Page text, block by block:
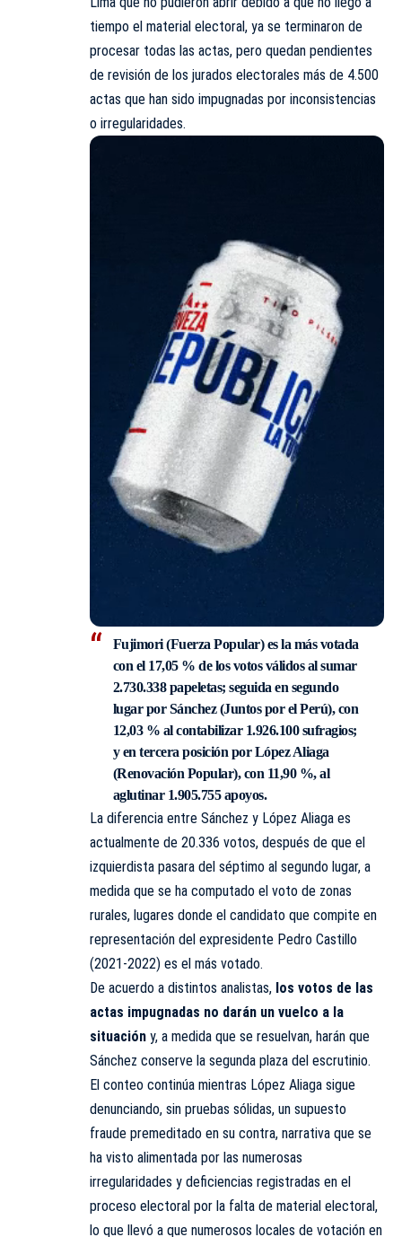
tiempo el material electoral, ya se terminaron de
procesar todas las actas, pero quedan pendientes
de revisión de los jurados electorales más de 4.500
actas que han sido impugnadas por inconsistencias
o irregularidades.
Fujimori (Fuerza Popular) es la más votada
con el 17,05 % de los votos válidos al sumar
2.730.338 papeletas; seguida en segundo
lugar por Sánchez (Juntos por el Perú), con
12,03 % al contabilizar 1.926.100 sufragios;
y en tercera posición por López Aliaga
(Renovación Popular), con 11,90 %, al
aglutinar 1.905.755 apoyos.
La diferencia entre Sánchez y López Aliaga es
actualmente de 20.336 votos, después de que el
izquierdista pasara del séptimo al segundo lugar, a
medida que se ha computado el voto de zonas
rurales, lugares donde el candidato que compite en
representación del expresidente Pedro Castillo
(2021-2022) es el más votado.
De acuerdo a distintos analistas, los votos de las
actas impugnadas no darán un vuelco a la
situación y, a medida que se resuelvan, harán que
Sánchez conserve la segunda plaza del escrutinio.
El conteo continúa mientras López Aliaga sigue
denunciando, sin pruebas sólidas, un supuesto
fraude premeditado en su contra, narrativa que se
ha visto alimentada por las numerosas
irregularidades y deficiencias registradas en el
proceso electoral por la falta de material electoral,
lo que llevó a que numerosos locales de votación en